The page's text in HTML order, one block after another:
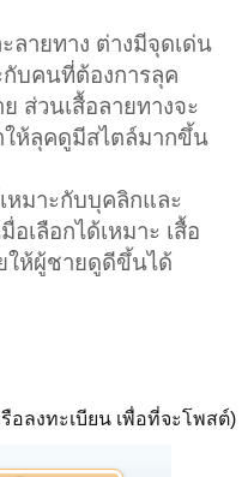
ลายทาง ต่างมีจุดเด่น
บคนที่ต้องการลุค
ส่วนเสื้อลายทางจะ
ห้ลุคดูมีสไตล์มากขึ้น
หมาะกับบุคลิกและ
อเลือกได้เหมาะ เสื้อ
ให้ผู้ชายดูดีขึ้นได้
อลงทะเบียน เพื่อที่จะโพสต์)